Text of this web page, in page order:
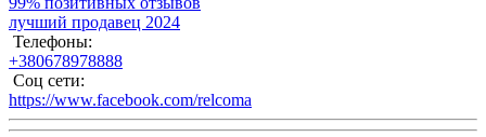
лучший продавец 2024
Телефоны:
+380678978888
Соц сети:
https://www.facebook.com/relcoma